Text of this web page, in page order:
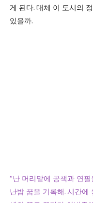
게 된다. 대체 이 도시의
있을까.
“난 머리맡에 공책과 연
난밤 꿈을 기록해. 시간에